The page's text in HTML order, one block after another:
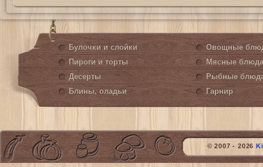
Булочки и слойки
Пироги и торты
Десерты
Блины, оладьи
Овощные
Мясные блюда
Рыбные
Гарнир
© 2007 - 2026